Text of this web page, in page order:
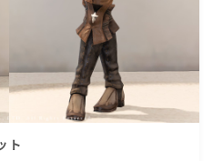
ト